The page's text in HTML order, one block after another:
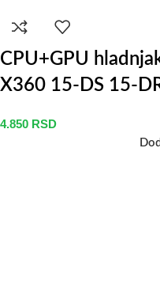
CPU+GPU
X360 15-DS 15-
4.850 RSD